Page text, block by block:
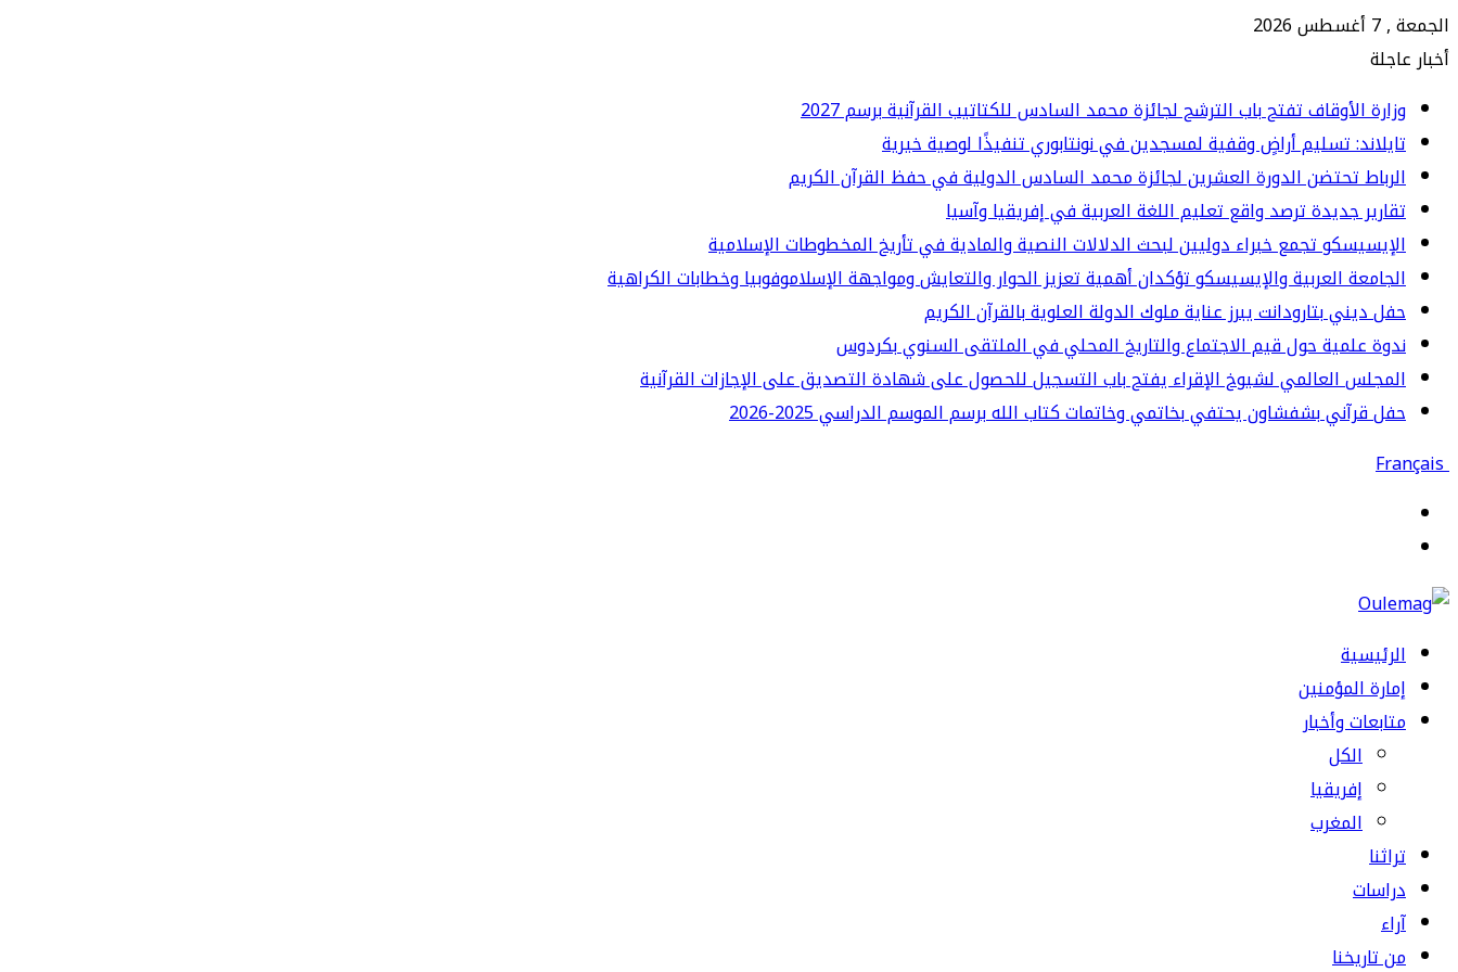
الجمعة , 7 أغسطس 2026
أخبار عاجلة
وزارة الأوقاف تفتح باب الترشح لجائزة محمد السادس للكتاتيب القرآنية برسم 2027
تايلاند: تسليم أراضٍ وقفية لمسجدين في نونتابوري تنفيذًا لوصية خيرية
الرباط تحتضن الدورة العشرين لجائزة محمد السادس الدولية في حفظ القرآن الكريم
تقارير جديدة ترصد واقع تعليم اللغة العربية في إفريقيا وآسيا
الإيسيسكو تجمع خبراء دوليين لبحث الدلالات النصية والمادية في تأريخ المخطوطات الإسلامية
الجامعة العربية والإيسيسكو تؤكدان أهمية تعزيز الحوار والتعايش ومواجهة الإسلاموفوبيا وخطابات الكراهية
حفل ديني بتارودانت يبرز عناية ملوك الدولة العلوية بالقرآن الكريم
ندوة علمية حول قيم الاجتماع والتاريخ المحلي في الملتقى السنوي بكردوس
المجلس العالمي لشيوخ الإقراء يفتح باب التسجيل للحصول على شهادة التصديق على الإجازات القرآنية
حفل قرآني بشفشاون يحتفي بخاتمي وخاتمات كتاب الله برسم الموسم الدراسي 2025-2026
Français
الرئيسية
إمارة المؤمنين
متابعات وأخبار
الكل
إفريقيا
المغرب
تراثنا
دراسات
آراء
من تاريخنا